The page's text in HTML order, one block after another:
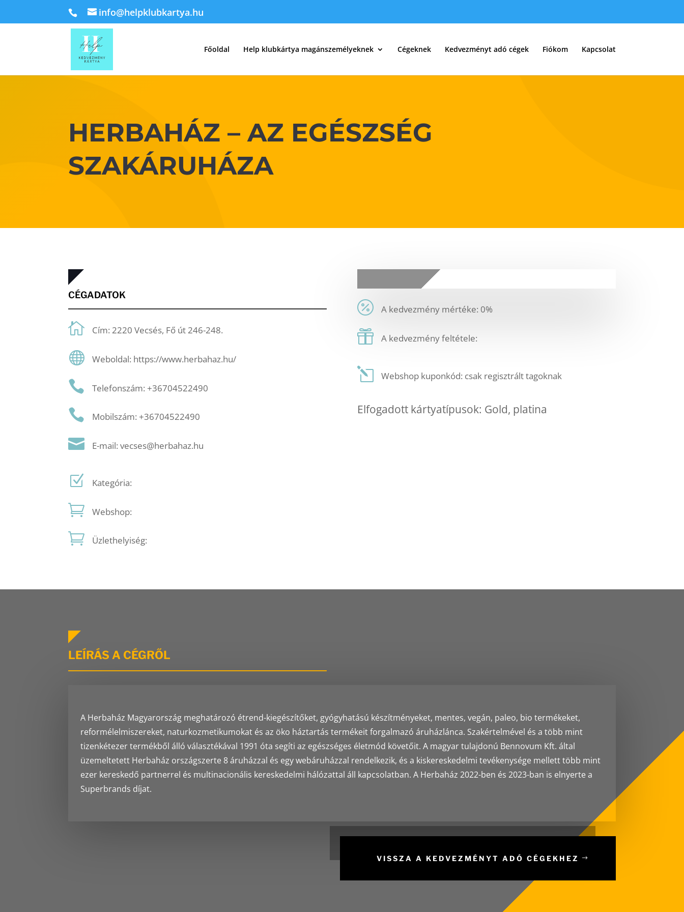
info@helpklubkartya.hu
Főoldal Help klubkártya magánszemélyeknek Cégeknek Kedvezményt adó cégek Fiókom Kapcsolat
HERBAHÁZ – AZ EGÉSZSÉG
SZAKÁRUHÁZA
CÉGADATOK
Cím: 2220 Vecsés, Fő út 246-248.
Weboldal: https://www.herbahaz.hu/
Telefonszám: +36704522490
Mobilszám: +36704522490
E-mail: vecses@herbahaz.hu
Kategória:
Webshop:
Üzlethelyiség:
A kedvezmény mértéke: 0%
A kedvezmény feltétele:
Webshop kuponkód: csak regisztrált tagoknak
Elfogadott kártyatípusok: Gold, platina
LEÍRÁS A CÉGRŐL
A Herbaház Magyarország meghatározó étrend-kiegészítőket, gyógyhatású készítményeket, mentes, vegán, paleo, bio termékeket,
reformélelmiszereket, naturkozmetikumokat és az öko háztartás termékeit forgalmazó áruházlánca. Szakértelmével és a több mint
tizenkétezer termékből álló választékával 1991 óta segíti az egészséges életmód követőit. A magyar tulajdonú Bennovum Kft. által
üzemeltetett Herbaház országszerte 8 áruházzal és egy webáruházzal rendelkezik, és a kiskereskedelmi tevékenysége mellett több mint
ezer kereskedő partnerrel és multinacionális kereskedelmi hálózattal áll kapcsolatban. A Herbaház 2022-ben és 2023-ban is elnyerte a
Superbrands díjat.
VISSZA A KEDVEZMÉNYT ADÓ CÉGEKHEZ